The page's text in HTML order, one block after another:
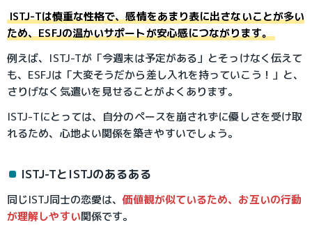
ISTJ-Tは慎重な性格で、感情をあまり表に出さないことが多い
ため、ESFJの温かいサポートが安心感につながります。
例えば、ISTJ-Tが「今週末は予定がある」とそっけなく伝えて
も、ESFJは「大変そうだから差し入れを持っていこう！」と、
さりげなく気遣いを見せることがよくあります。
ISTJ-Tにとっては、自分のペースを崩されずに優しさを受け取
れるため、心地よい関係を築きやすいでしょう。
ISTJ-TとISTJのあるある
同じISTJ同士の恋愛は、価値観が似ているため、お互いの行動
が理解しやすい関係です。